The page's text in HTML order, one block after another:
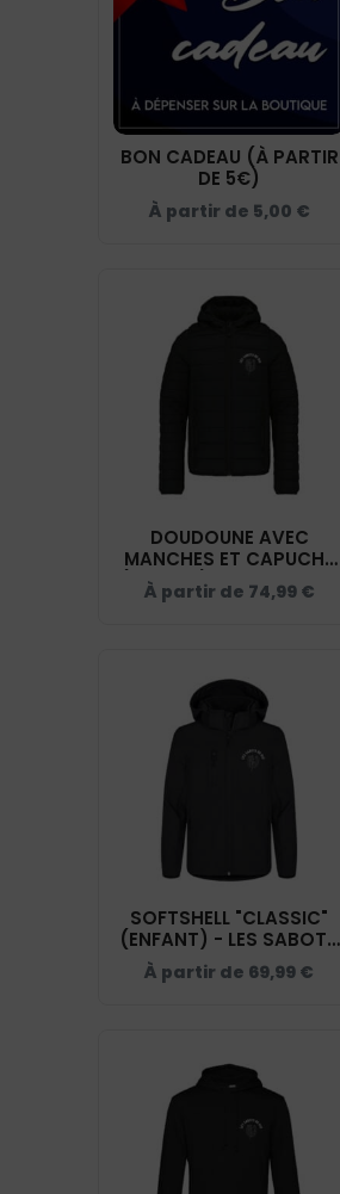
BON CADEAU (À PARTIR
DE 5€)
À partir de 5,00 €
DOUDOUNE AVEC
MANCHES ET CAPUCHE
(ENFANT) - LES SABOTS
DE RIO - NOIR - K6112
À partir de 74,99 €
SOFTSHELL "CLASSIC"
(ENFANT) - LES SABOTS
DE RIO - NOIR - 0200909
À partir de 69,99 €